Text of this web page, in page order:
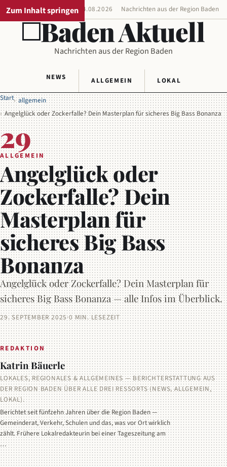
Zum Inhalt springen
REGIONALAUSGABE 04.08.2026 Nachrichten aus der Region Baden
Baden Aktuell
Nachrichten aus der Region Baden
NEWS ALLGEMEIN
LOKAL
Start allgemein
Angelglück oder Zockerfalle? Dein Masterplan für sicheres Big Bass Bonanza
29
ALLGEMEIN
Angelglück oder
Zockerfalle? Dein
Masterplan für
sicheres Big Bass
Bonanza
Angelglück oder Zockerfalle? Dein Masterplan für
sicheres Big Bass Bonanza — alle Infos im Überblick.
29. SEPTEMBER 2025·0 MIN. LESEZEIT
REDAKTION
Katrin Bäuerle
LOKALES, REGIONALES & ALLGEMEINES — BERICHTERSTATTUNG AUS
DER REGION BADEN ÜBER ALLE DREI RESSORTS (NEWS, ALLGEMEIN,
LOKAL).
Berichtet seit fünfzehn Jahren über die Region Baden —
Gemeinderat, Verkehr, Schulen und das, was vor Ort wirklich
zählt. Frühere Lokalredakteurin bei einer Tageszeitung am
…